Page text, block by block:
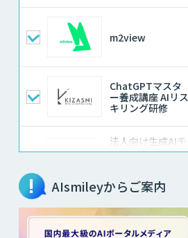
m2view
ChatGPTマスタ
ー養成講座 AIリス
キリング研修
法人向け生成AIチ
ャットサービス
SEO特化型のAI自
動記事生成ツール
Creative Drive
AIsmileyからご案内